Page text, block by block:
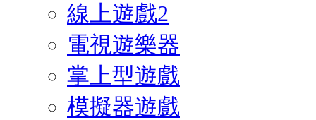
線上遊戲2
電視遊樂器
掌上型遊戲
模擬器遊戲